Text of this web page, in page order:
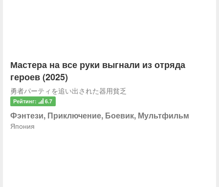
Мастера на все руки выгнали из отряда
героев (2025)
勇者パーティを追い出された器用貧乏
Рейтинг: 6.7
Фэнтези, Приключение, Боевик, Мультфильм
Япония